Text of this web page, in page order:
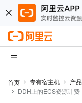
首页 专有宿主机 产
DDH上的ECS资源计费